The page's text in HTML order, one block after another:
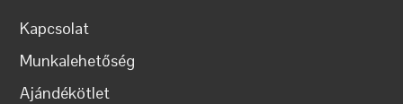
Kapcsolat
Munkalehetőség
Ajándékötlet